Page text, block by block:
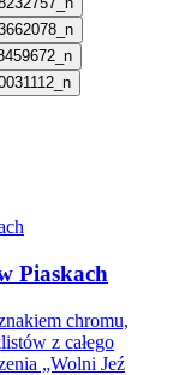
Piaskach
chromu,
z całego
„Wolni Jeź